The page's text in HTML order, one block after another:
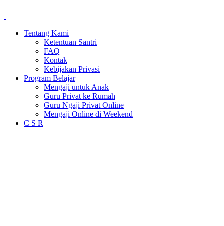
Tentang Kami
Ketentuan Santri
FAQ
Kontak
Kebijakan Privasi
Program Belajar
Mengaji untuk Anak
Guru Privat ke Rumah
Guru Ngaji Privat Online
Mengaji Online di Weekend
C S R